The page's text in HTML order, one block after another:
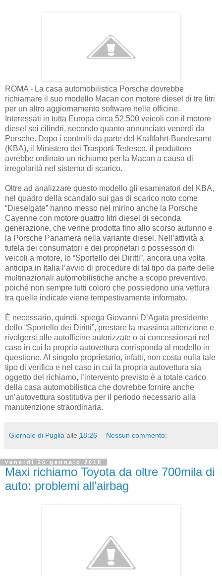
ROMA - La casa automobilistica Porsche dovrebbe
richiamare il suo modello Macan con motore diesel di tre litri
per un altro aggiornamento software nelle officine.
Interessati in tutta Europa circa 52.500 veicoli con il motore
diesel sei cilindri, secondo quanto annunciato venerdì da
Porsche. Dopo i controlli da parte del Kraftfahrt-Bundesamt
(KBA), il Ministero dei Trasporti Tedesco, il produttore
avrebbe ordinato un richiamo per la Macan a causa di
irregolarità nel sistema di scarico.
Oltre ad analizzare questo modello gli esaminatori del KBA,
nel quadro della scandalo sui gas di scarico noto come
“Dieselgate” hanno messo nel mirino anche la Porsche
Cayenne con motore quattro litri diesel di seconda
generazione, che venne prodotta fino allo scorso autunno e
la Porsche Panamera nella variante diesel. Nell’attività a
tutela dei consumatori e dei proprietari o possessori di
veicoli a motore, lo “Sportello dei Diritti”, ancora una volta
anticipa in Italia l’avvio di procedure di tal tipo da parte delle
multinazionali automobilistiche anche a scopo preventivo,
poiché non sempre tutti coloro che possiedono una vettura
tra quelle indicate viene tempestivamente informato.
È necessario, quindi, spiega Giovanni D’Agata presidente
dello “Sportello dei Diritti”, prestare la massima attenzione e
rivolgersi alle autofficine autorizzate o ai concessionari nel
caso in cui la propria autovettura corrisponda al modello in
questione. Al singolo proprietario, infatti, non costa nulla tale
tipo di verifica e nel caso in cui la propria autovettura sia
oggetto del richiamo, l’intervento previsto è a totale carico
della casa automobilistica che dovrebbe fornire anche
un’autovettura sostitutiva per il periodo necessario alla
manutenzione straordinaria.
Giornale di Puglia alle 18:26 Nessun commento:
venerdì 26 gennaio 2018
Maxi richiamo Toyota da oltre 700mila di
auto: problemi all'airbag